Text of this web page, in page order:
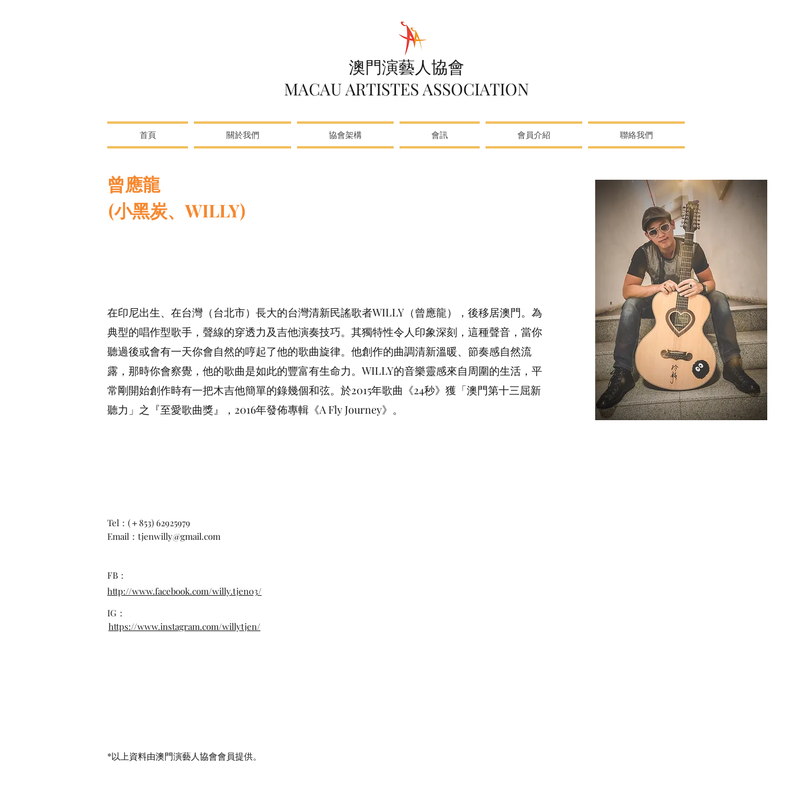
澳門演藝人協會
MACAU ARTISTES ASSOCIATION
首頁 關於我們 協會架構 會訊 會員介紹 聯絡我們
曾應龍
在印尼出生、在台灣（台北市）長大的台灣清新民謠歌者WILLY（曾應龍），後移居澳門。為
典型的唱作型歌手，聲線的穿透力及吉他演奏技巧。其獨特性令人印象深刻，這種聲音，當你
聽過後或會有一天你會自然的哼起了他的歌曲旋律。他創作的曲調清新溫暖、節奏感自然流
露，那時你會察覺，他的歌曲是如此的豐富有生命力。WILLY的音樂靈感來自周圍的生活，平
常剛開始創作時有一把木吉他簡單的錄幾個和弦。於2015年歌曲《24秒》獲「澳門第十三屈新
聽力」之『至愛歌曲獎』，2016年發佈專輯《A Fly Journey》。
(小黑炭、WILLY)
Tel：(＋853) 62925979
Email： tjenwilly@gmail.com
FB：
http://www.facebook.com/willy.tjen03/
IG：
https://www.instagram.com/willytjen/
*​以上資料由澳門演藝人協會會員提供。